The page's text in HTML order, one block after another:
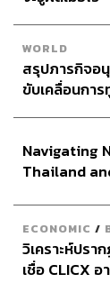
WORLD
สรุปภารกิจอ
ขับเคลื่อนกา
Navigating
Thailand
ECONOMIC /
วิเคราะห์ปร
เชื่อ CLICX